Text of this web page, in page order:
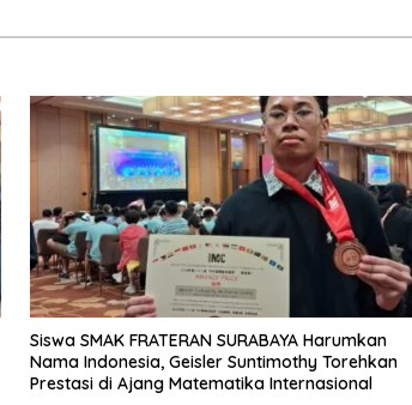
Siswa SMAK FRATERAN SURABAYA Harumkan
Nama Indonesia, Geisler Suntimothy Torehkan
Prestasi di Ajang Matematika Internasional